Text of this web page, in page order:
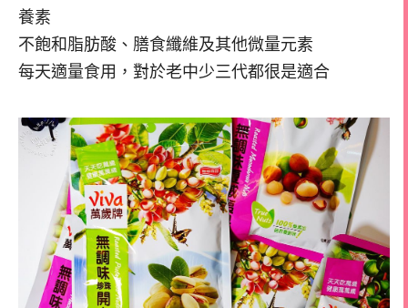
養素
不飽和脂肪酸、膳食纖維及其他微量元素
每天適量食用，對於老中少三代都很是適合